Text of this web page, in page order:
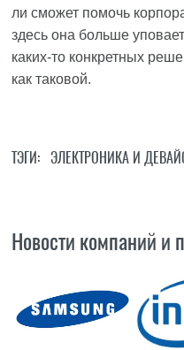
ли сможет помочь
здесь она больше
каких-то конкретных
как таковой.
ТЭГИ: ЭЛЕКТРОНИКА И
Новости компаний и